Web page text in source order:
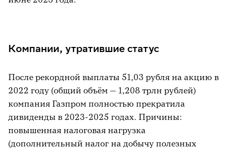
Компании, утратившие статус
После рекордной выплаты 51,03 рубля на акцию в
2022 году (общий объём — 1,208 трлн рублей)
компания Газпром полностью прекратила
дивиденды в 2023-2025 годах. Причины:
повышенная налоговая нагрузка
(дополнительный налог на добычу полезных